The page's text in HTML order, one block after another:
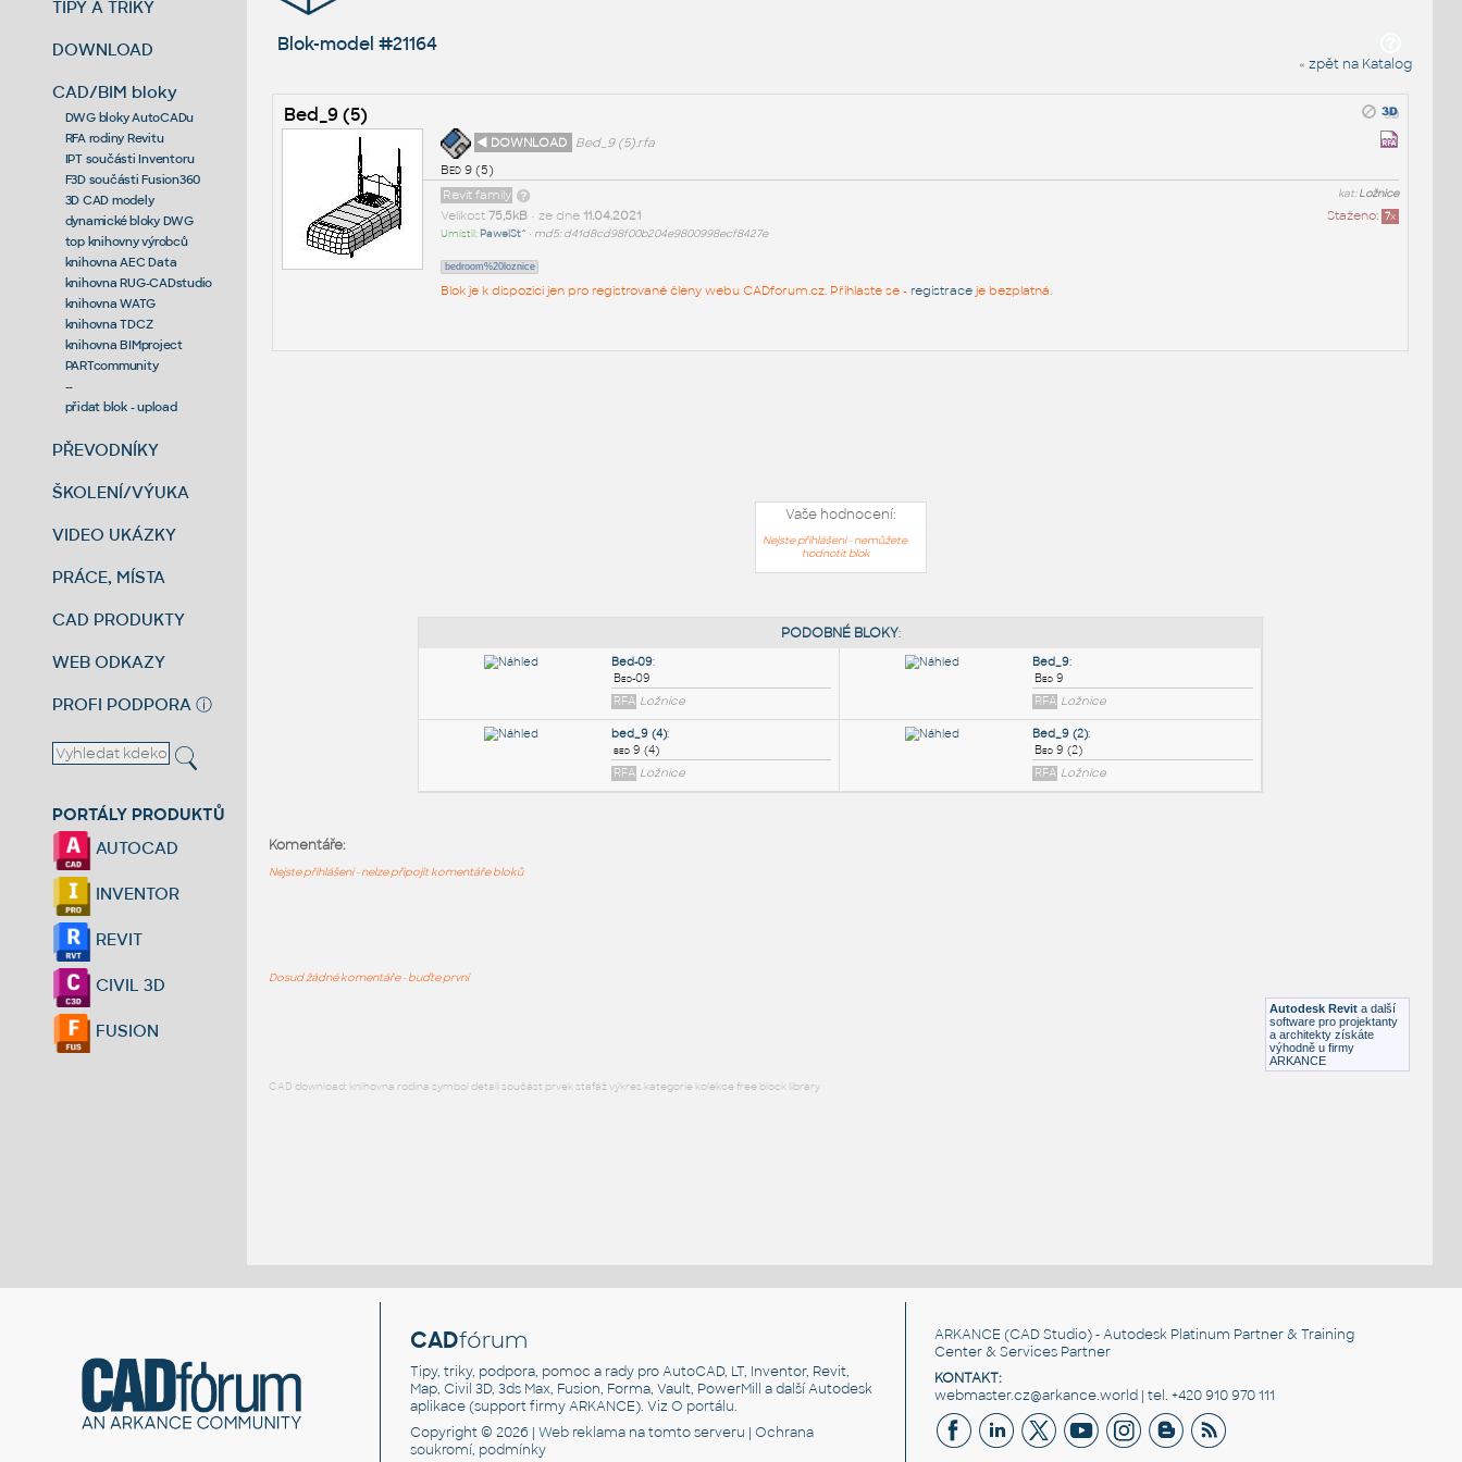
TIPY A TRIKY
DOWNLOAD
CAD/BIM bloky
DWG bloky AutoCADu
RFA rodiny Revitu
IPT součásti Inventoru
F3D součásti Fusion360
3D CAD modely
dynamické bloky DWG
top knihovny výrobců
knihovna AEC Data
knihovna RUG-CADstudio
knihovna WATG
knihovna TDCZ
knihovna BIMproject
PARTcommunity
--
přidat blok - upload
PŘEVODNÍKY
ŠKOLENÍ/VÝUKA
VIDEO UKÁZKY
PRÁCE, MÍSTA
CAD PRODUKTY
WEB ODKAZY
PROFI PODPORA ⓘ
PORTÁLY PRODUKTŮ
AUTOCAD
INVENTOR
REVIT
CIVIL 3D
FUSION
Blok-model #21164
« zpět na Katalog
Bed_9 (5)
◄ DOWNLOAD
Bed_9 (5).rfa
Bed 9 (5)
kat:Ložnice
Revit family
Staženo: 7x
Velikost 75,5kB• ze dne 11.04.2021
Umístil: PawelSt^ • md5: d41d8cd98f00b204e9800998ecf8427e
bedroom%20loznice
Blok je k dispozici jen pro registrované členy webu CADforum.cz. Přihlaste se - registraceje bezplatná.
Vaše hodnocení:
Nejste přihlášeni - nemůžete
hodnotit blok
Ložnice
Autodesk Revit a další
software pro projektanty
a architekty získáte
výhodně u firmy
ARKANCE
Komentáře:
Nejste přihlášeni - nelze připojit komentáře bloků
Dosud žádné komentáře - buďte první
CAD download: knihovna rodina symbol detail součást prvek stafáž výkres kategorie kolekce free block library
CADfórum
Tipy, triky, podpora, pomoc a rady pro AutoCAD, LT, Inventor, Revit,
Map, Civil 3D, 3ds Max, Fusion, Forma, Vault, PowerMill a další Autodesk
aplikace (support firmy ARKANCE). VizO portálu.
Copyright © 2026 |Web reklama na tomto serveru |Ochrana
soukromí, podmínky
ARKANCE (CAD Studio) - Autodesk Platinum Partner & Training
Center & Services Partner
KONTAKT:
webmaster.cz@arkance.world | tel. +420 910 970 111